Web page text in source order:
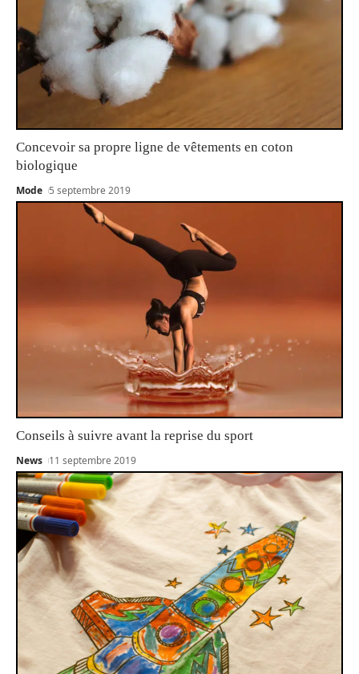
Concevoir sa propre ligne de vêtements en coton
biologique
Mode 5 septembre 2019
Conseils à suivre avant la reprise du sport
News 11 septembre 2019